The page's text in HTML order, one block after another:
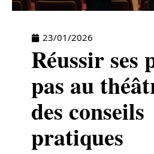
23/01/2026
Réussir ses
pas au
des conseils
pratiques